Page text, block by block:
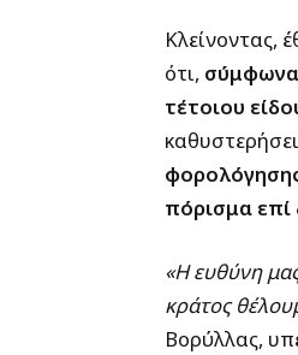
Κλείνοντας,
ότι, σύμφωνα
τέτοιου
πόρισμα επί
«Η ευθύνη
κράτος
Βορύλλας,